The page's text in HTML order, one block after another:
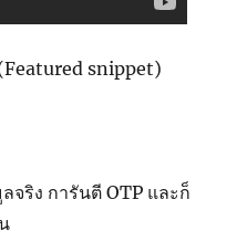
snippet)
จริง การันตี OTP และก็